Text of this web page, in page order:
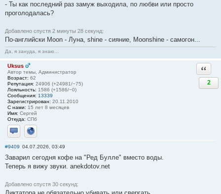
- Ты как последний раз замуж выходила, по любви или просто
проголодалась?
Добавлено спустя 2 минуты 28 секунд:
По-английски Мооn - Луна, shinе - сияние, Мооnshinе - самогон...
Да, я зануда, я знаю...
Uksus
Автор темы, Администратор
Возраст: 62
Репутация: 24906 (+24981/−75)
Лояльность: 1586 (+1586/−0)
Сообщения: 13339
Зарегистрирован: 20.11.2010
С нами: 15 лет 8 месяцев
Имя: Сергей
Откуда: СПб
Отправить личное сообщение
Сайт
2
#9409 04.07.2026, 03:49
Заварил сегодня кофе на "Ред Булле" вместо воды.
Теперь я вижу звуки. anekdotov.net
Добавлено спустя 30 секунд: